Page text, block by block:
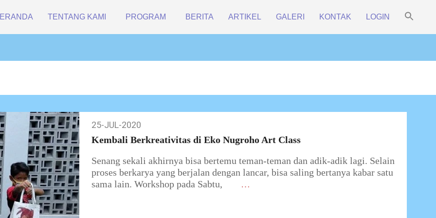
TENTANG KAMI PROGRAM BERITA ARTIKEL GALERI KONTAK LOGIN
25-
Jul-
2020
25-JUL-2020
Kembali Berkreativitas di Eko Nugroho Art Class
Senang sekali akhirnya bisa bertemu teman-teman dan adik-adik lagi. Selain
proses berkarya yang berjalan dengan lancar, bisa saling bertanya kabar satu
sama lain. Workshop pada Sabtu,
…